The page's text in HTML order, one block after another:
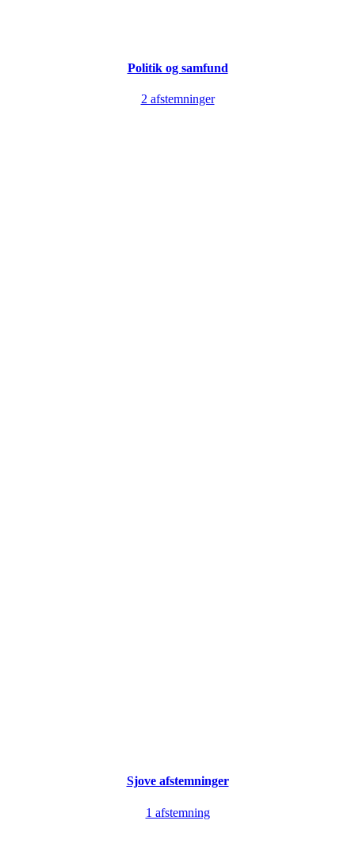
Politik og samfund
2 afstemninger
Sjove afstemninger
1 afstemning